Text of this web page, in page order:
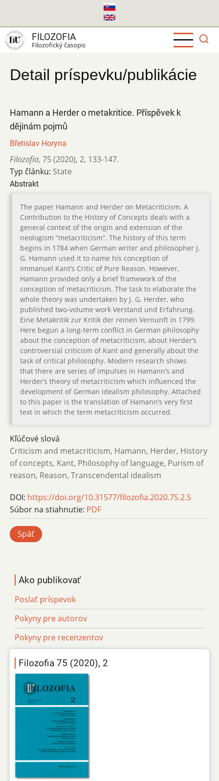
hlavný
obsah
FILOZOFIA
Filozofický časopis
Detail príspevku/publikácie
Hamann a Herder o metakritice. Příspěvek k
dějinám pojmů
Břetislav Horyna
Filozofia, 75 (2020), 2, 133-147.
Typ článku: State
Abstrakt
The paper Hamann and Herder on Metacriticism. A
Contribution to the History of Concepts deals with a
general context of the origin and extension of the
neologism “metacriticism”. The history of this term
begins in 1784 when German writer and philosopher J.
G. Hamann used it to name his conception of
Immanuel Kant’s Critic of Pure Reason. However,
Hamann provided only a brief framework of the
conception of metacriticism. The task to elaborate the
whole theory was undertaken by J. G. Herder, who
published two-volume work Verstand und Erfahrung.
Eine Metakritik zur Kritik der reinen Vernunft in 1799.
Here begun a long-term conflict in German philosophy
about the conception of metacriticism, about Herder’s
controversial criticism of Kant and generally about the
task of critical philosophy. Modern research shows
that there are series of impulses in Hamann’s and
Herder’s theory of metacriticism which influenced the
development of German idealism philosophy. Attached
to this paper is the translation of Hamann’s very first
text in which the term metacriticism occurred.
Kľúčové slová
Criticism and metacriticism, Hamann, Herder, History
of concepts, Kant, Philosophy of language, Purism of
reason, Reason, Transcendental idealism
DOI: https://doi.org/10.31577/filozofia.2020.75.2.5
Súbor na stiahnutie: PDF
Späť
Ako publikovať
Poslať príspevok
Pokyny pre autorov
Pokyny pre recenzentov
Filozofia 75 (2020), 2